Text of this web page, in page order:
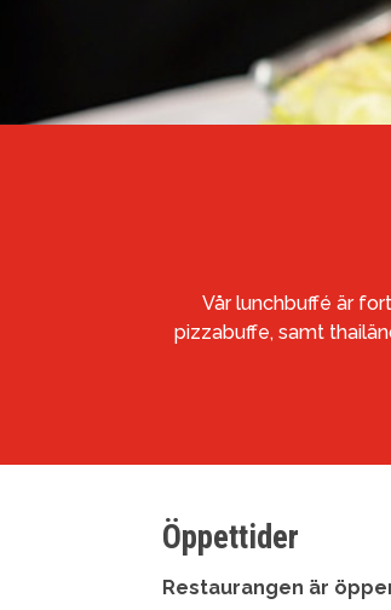
Vår lunchbuffé är
pizzabuffe, samt
Öppettider
Restaurangen är